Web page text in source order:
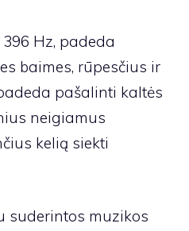
Hz, padeda
baimes, rūpesčius ir
pašalinti kaltės
neigiamus
kelią siekti
suderintos muzikos